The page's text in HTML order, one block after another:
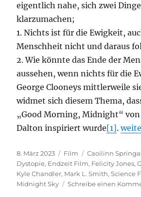
eigentlich nahe, sich zwei Dinge
klarzumachen;
1. Nichts ist für die Ewigkeit,
Menschheit nicht und daraus
2. Wie könnte das Ende der
aussehen, wenn nichts für die
George Clooneys mittlerweile
widmet sich diesem Thema,
„Good Morning, Midnight“
Dalton inspiriert wurde[1].
Veröffentlicht
am
8. März 2023 Kategorien
Film Schlagwörter
Caoilinn
Dystopie, Endzeit Film, Felicity Jones,
Kyle Chandler, Mark L. Smith,Science
Midnight Sky
Schreibe einen